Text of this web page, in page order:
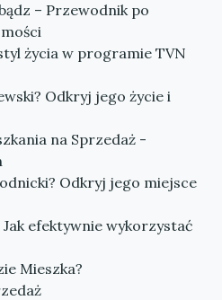
– Przewodnik po
życia w programie TVN
Odkryj jego życie i
na Sprzedaż -
Odkryj jego miejsce
efektywnie wykorzystać
Mieszka?